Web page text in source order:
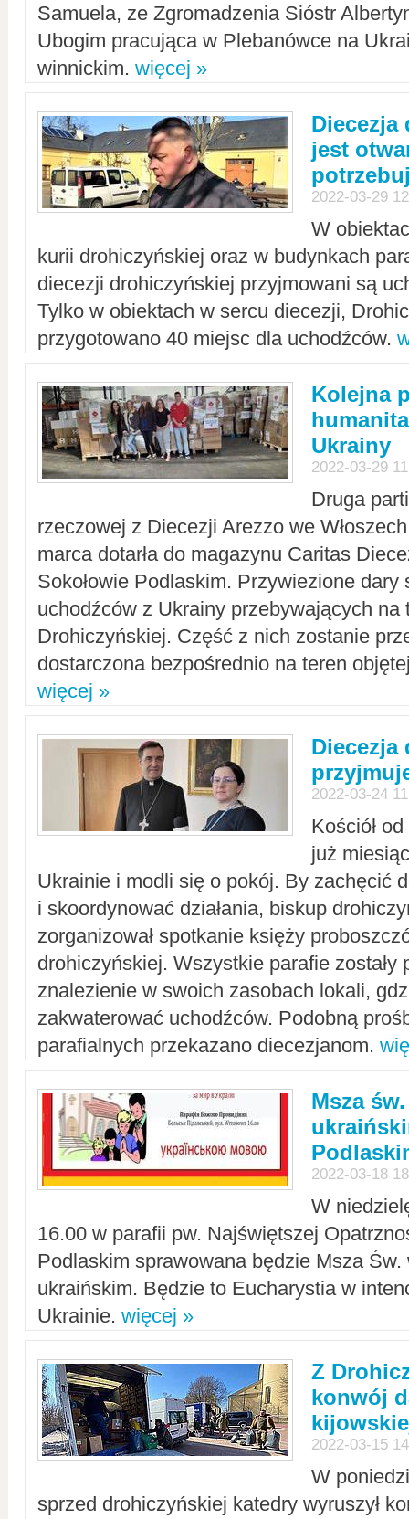
Samuela, ze Zgromadzenia Sióstr
Ubogim pracująca w Plebanówce na
winnickim. więcej »
Diecezja
jest
2022-03-29
W
kurii drohiczyńskiej oraz w budynkach
diecezji drohiczyńskiej przyjmowani są
Tylko w obiektach w sercu diecezji,
przygotowano 40 miejsc dla uchodźców.
Kolejna
Ukrainy
2022-03-29
Druga
rzeczowej z Diecezji Arezzo we
marca dotarła do magazynu Caritas
Sokołowie Podlaskim. Przywiezione dary
uchodźców z Ukrainy przebywających na
Drohiczyńskiej. Część z nich zostanie
dostarczona bezpośrednio na teren
więcej »
Diecezja
2022-03-24
Kościół
już
Ukrainie i modli się o pokój. By zachęcić
i skoordynować działania, biskup
zorganizował spotkanie księży
drohiczyńskiej. Wszystkie parafie zostały
znalezienie w swoich zasobach lokali,
zakwaterować uchodźców. Podobną
parafialnych przekazano diecezjanom.
Msza
2022-03-18
W
16.00 w parafii pw. Najświętszej
Podlaskim sprawowana będzie Msza Św.
ukraińskim. Będzie to Eucharystia w
Ukrainie. więcej »
Z
konwój
2022-03-15
W
sprzed drohiczyńskiej katedry wyruszył